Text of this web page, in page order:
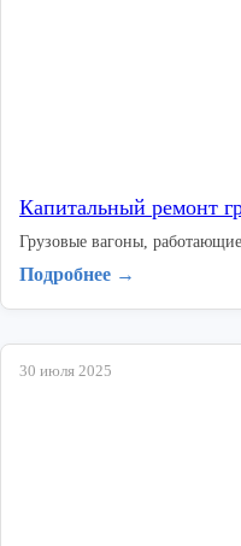
Капитальный ремонт
Грузовые вагоны,
Подробнее →
30 июля 2025